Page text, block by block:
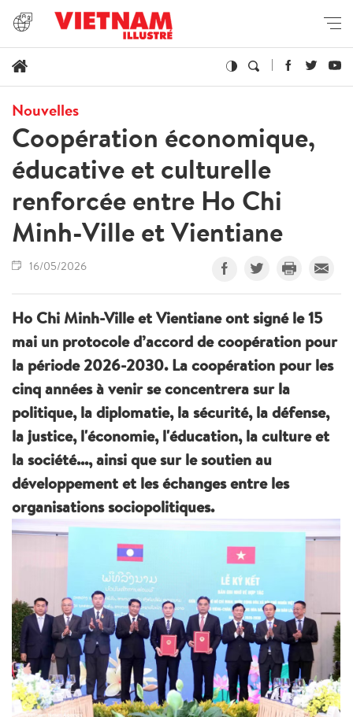
Nouvelles
Coopération économique,
éducative et culturelle
renforcée entre Ho Chi
Minh-Ville et Vientiane
16/05/2026
Ho Chi Minh-Ville et Vientiane ont signé le 15
mai un protocole d’accord de coopération pour
la période 2026-2030. La coopération pour les
cinq années à venir se concentrera sur la
politique, la diplomatie, la sécurité, la défense,
la justice, l'économie, l'éducation, la culture et
la société..., ainsi que sur le soutien au
développement et les échanges entre les
organisations sociopolitiques.